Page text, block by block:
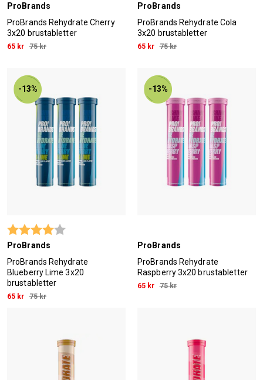
ProBrands
ProBrands Rehydrate Cherry
3x20 brustabletter
65 kr 75 kr
ProBrands
ProBrands Rehydrate Cola
3x20 brustabletter
65 kr 75 kr
-13%
Betyg:
ProBrands
ProBrands Rehydrate
Blueberry Lime 3x20
brustabletter
65 kr 75 kr
-13%
ProBrands
ProBrands Rehydrate
Raspberry 3x20 brustabletter
65 kr 75 kr